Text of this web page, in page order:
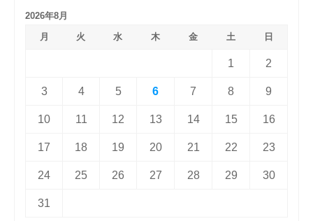
2026年8月
月
火 水 木 金 土 日
1 2
3 4 5 6 7 8 9
10 11 12 13 14 15 16
17 18 19 20 21 22 23
24 25 26 27 28 29 30
31